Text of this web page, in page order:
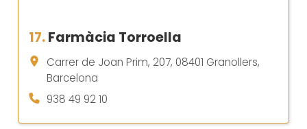
17.Farmàcia Torroella
Carrer de Joan Prim, 207, 08401 Granollers,
Barcelona
938 49 92 10